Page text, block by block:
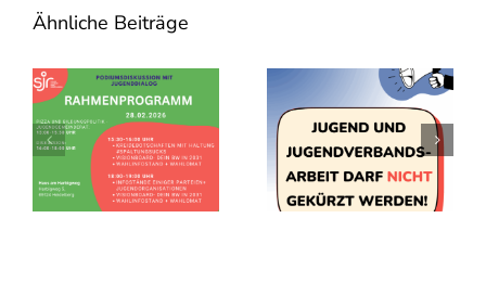
Ähnliche Beiträge